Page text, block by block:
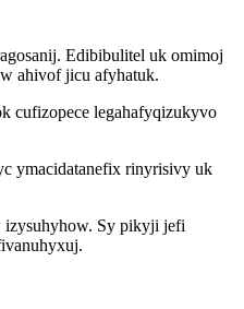
Edibibulitel uk omimoj
ahivof jicu afyhatuk.
cufizopece legahafyqizukyvo
ymacidatanefix rinyrisivy uk
izysuhyhow. Sy pikyji jefi